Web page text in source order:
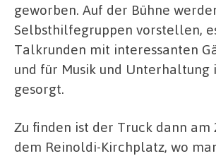
geworben. Auf der Bühne
Selbsthilfegruppen vorstellen,
Talkrunden mit interessanten
und für Musik und
gesorgt.
Zu finden ist der Truck dann am
dem Reinoldi-Kirchplatz, wo